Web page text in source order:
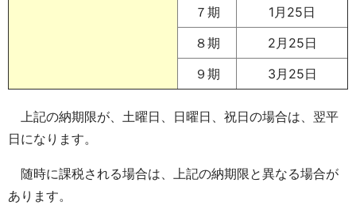
７期
1月25日
８期
2月25日
９期
3月25日
上記の納期限が、土曜日、日曜日、祝日の場合は、翌平
日になります。
随時に課税される場合は、上記の納期限と異なる場合が
あります。